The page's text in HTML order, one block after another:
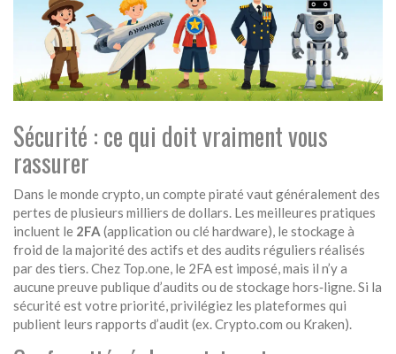
Sécurité : ce qui doit vraiment vous
rassurer
Dans le monde crypto, un compte piraté vaut généralement des
pertes de plusieurs milliers de dollars. Les meilleures pratiques
incluent le 2FA (application ou clé hardware), le stockage à
froid de la majorité des actifs et des audits réguliers réalisés
par des tiers. Chez Top.one, le 2FA est imposé, mais il n’y a
aucune preuve publique d’audits ou de stockage hors‑ligne. Si la
sécurité est votre priorité, privilégiez les plateformes qui
publient leurs rapports d’audit (ex.Crypto.com ou Kraken).